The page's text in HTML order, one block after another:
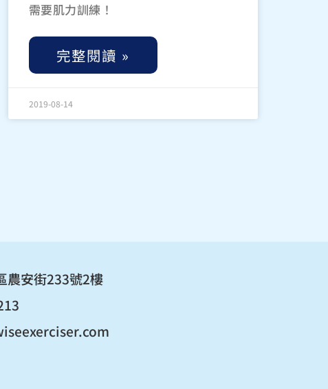
需要肌力訓練！
完整閱讀 »
2019-08-14
農安街233號2樓